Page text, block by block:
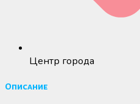
Центр города
Описание